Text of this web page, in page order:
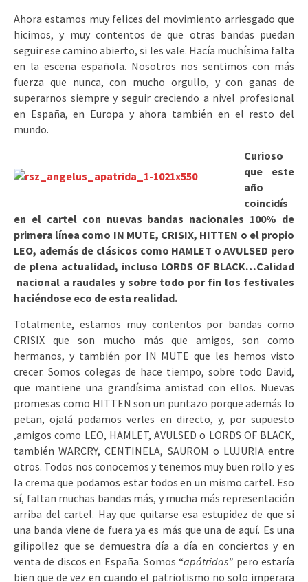
Ahora estamos muy felices del movimiento arriesgado que
hicimos, y muy contentos de que otras bandas puedan
seguir ese camino abierto, si les vale. Hacía muchísima falta
en la escena española. Nosotros nos sentimos con más
fuerza que nunca, con mucho orgullo, y con ganas de
superarnos siempre y seguir creciendo a nivel profesional
en España, en Europa y ahora también en el resto del
mundo.
Curioso
que este
año
coincidís
en el cartel con nuevas bandas nacionales 100% de
primera línea como IN MUTE, CRISIX, HITTEN o el propio
LEO, además de clásicos como HAMLET o AVULSED pero
de plena actualidad, incluso LORDS OF BLACK…Calidad
nacional a raudales y sobre todo por fin los festivales
haciéndose eco de esta realidad.
Totalmente, estamos muy contentos por bandas como
CRISIX que son mucho más que amigos, son como
hermanos, y también por IN MUTE que les hemos visto
crecer. Somos colegas de hace tiempo, sobre todo David,
que mantiene una grandísima amistad con ellos. Nuevas
promesas como HITTEN son un puntazo porque además lo
petan, ojalá podamos verles en directo, y, por supuesto
,amigos como LEO, HAMLET, AVULSED o LORDS OF BLACK,
también WARCRY, CENTINELA, SAUROM o LUJURIA entre
otros. Todos nos conocemos y tenemos muy buen rollo y es
la crema que podamos estar todos en un mismo cartel. Eso
sí, faltan muchas bandas más, y mucha más representación
arriba del cartel. Hay que quitarse esa estupidez de que si
una banda viene de fuera ya es más que una de aquí. Es una
gilipollez que se demuestra día a día en conciertos y en
venta de discos en España. Somos “apátridas” pero estaría
bien que de vez en cuando el patriotismo no solo imperara